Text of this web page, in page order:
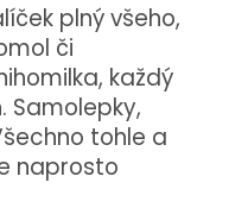
plný všeho,
či
každý
Samolepky,
tohle a
naprosto